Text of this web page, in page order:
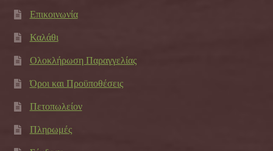
Επικοινωνία
Καλάθι
Ολοκλήρωση Παραγγελίας
Όροι και Προϋποθέσεις
Πετοπωλείον
Πληρωμές